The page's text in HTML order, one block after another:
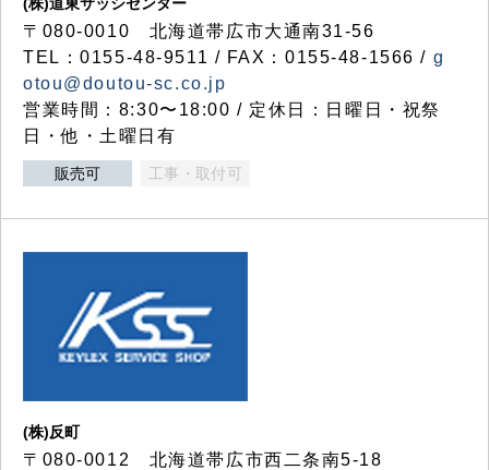
〒080-0010 北海道帯広市大通南31-56
TEL：0155-48-9511 / FAX：0155-48-1566 / g
otou@doutou-sc.co.jp
営業時間：8:30〜18:00 / 定休日：日曜日・祝祭
日・他・土曜日有
販売可 工事・取付可
(株)反町
〒080-0012 北海道帯広市西二条南5-18